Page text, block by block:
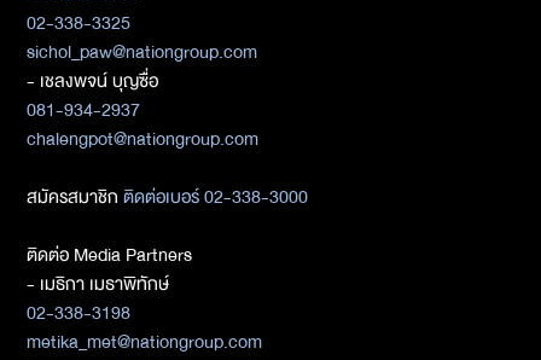
02-338-3325
sichol_paw@nationgroup.com
- เชลงพจน์ บุญซื่อ
081-934-2937
chalengpot@nationgroup.com
สมัครสมาชิกติดต่อเบอร์ 02-338-3000
ติดต่อ Media Partners
- เมธิกา เมธาพิทักษ์
02-338-3198
metika_met@nationgroup.com